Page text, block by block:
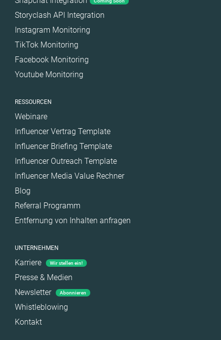
Storyclash API Integration
Instagram Monitoring
TikTok Monitoring
Facebook Monitoring
Youtube Monitoring
RESSOURCEN
Webinare
Influencer Vertrag Template
Influencer Briefing Template
Influencer Outreach Template
Influencer Media Value Rechner
Blog
Referral Programm
Entfernung von Inhalten anfragen
UNTERNEHMEN
Karriere Wir stellen ein!
Presse & Medien
Newsletter
Abonnieren
Whistleblowing
Kontakt